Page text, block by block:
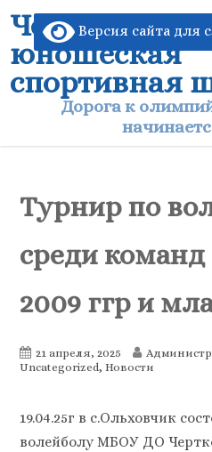
Версия сайта для
Чертковская
юношеская
спортивная
Дорога к
Турнир по
среди
2009 ггр и
21 апреля, 2025
Uncategorized, Новости
19.04.25г в с.Ольховчик
волейболу МБОУ ДО